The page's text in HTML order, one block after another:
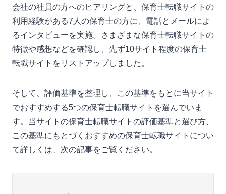
会社の社員の方へのヒアリングと、保育士転職サイトの
利用経験がある7人の保育士の方に、電話とメールによ
るインタビューを実施。さまざまな保育士転職サイトの
特徴や感想などを確認し、先ず10サイト程度の保育士
転職サイトをリストアップしました。
そして、評価基準を整理し、この基準をもとに当サイト
でおすすめする5つの保育士転職サイトを選んでいま
す。当サイトの保育士転職サイトの評価基準と選び方、
この基準にもとづくおすすめの保育士転職サイトについ
て詳しくは、次の記事をご覧ください。